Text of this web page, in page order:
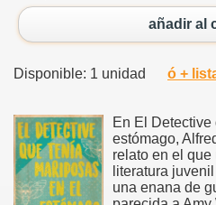
añadir al
Disponible: 1 unidad ó +
En El Detective
estómago,
relato en el
literatura
una enana de